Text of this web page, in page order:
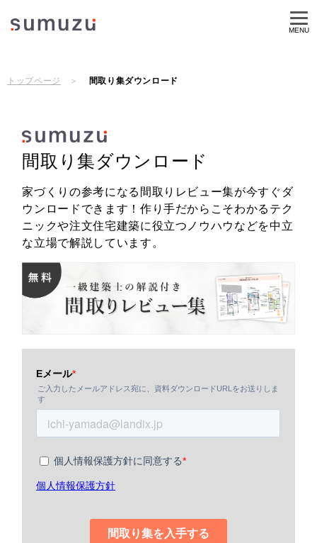
MENU
トップページ 間取り集ダウンロード
間取り集ダウンロード
家づくりの参考になる間取りレビュー集が今すぐダ
ウンロードできます！作り手だからこそわかるテク
ニックや注文住宅建築に役立つノウハウなどを中立
な立場で解説しています。